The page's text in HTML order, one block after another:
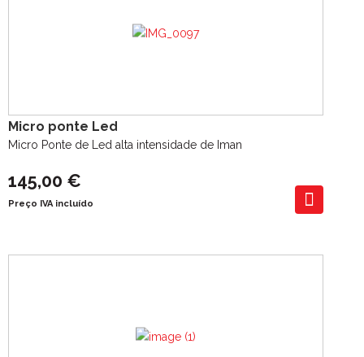
Micro ponte Led
Micro Ponte de Led alta intensidade de Iman
145,00 €
Preço IVA incluído